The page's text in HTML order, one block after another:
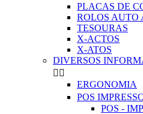
PLACAS DE
ROLOS AUTO
TESOURAS
X-ACTOS
X-ATOS
DIVERSOS
 
ERGONOMIA
POS
POS -